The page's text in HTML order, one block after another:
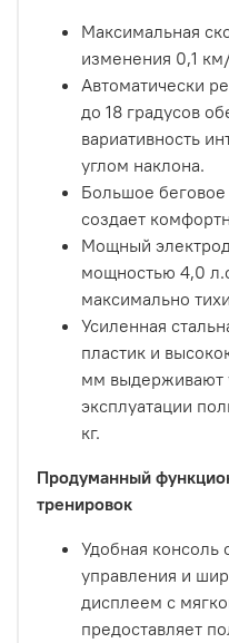
Максимальная
изменения 0,1
Автоматически
до 18 градусов
вариативность
углом наклона.
Большое
создает
Мощный
мощностью 4,0
максимально
Усиленная
пластик и
мм выдерживают
эксплуатации
кг.
Продуманный
тренировок
Удобная консоль
управления и
дисплеем с
предоставляет